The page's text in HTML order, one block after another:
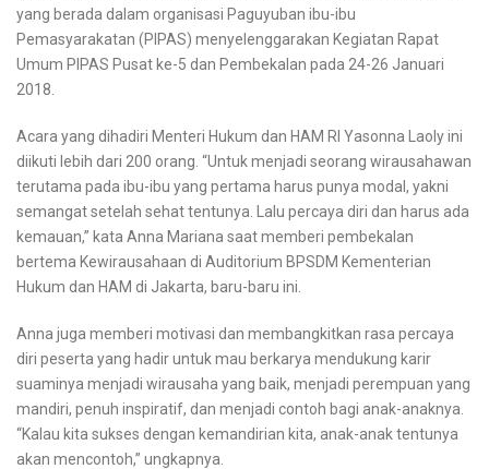
yang berada dalam organisasi Paguyuban ibu-ibu
Pemasyarakatan (PIPAS) menyelenggarakan Kegiatan Rapat
Umum PIPAS Pusat ke-5 dan Pembekalan pada 24-26 Januari
2018.
Acara yang dihadiri Menteri Hukum dan HAM RI Yasonna Laoly ini
diikuti lebih dari 200 orang. “Untuk menjadi seorang wirausahawan
terutama pada ibu-ibu yang pertama harus punya modal, yakni
semangat setelah sehat tentunya. Lalu percaya diri dan harus ada
kemauan,” kata Anna Mariana saat memberi pembekalan
bertema Kewirausahaan di Auditorium BPSDM Kementerian
Hukum dan HAM di Jakarta, baru-baru ini.
Anna juga memberi motivasi dan membangkitkan rasa percaya
diri peserta yang hadir untuk mau berkarya mendukung karir
suaminya menjadi wirausaha yang baik, menjadi perempuan yang
mandiri, penuh inspiratif, dan menjadi contoh bagi anak-anaknya.
“Kalau kita sukses dengan kemandirian kita, anak-anak tentunya
akan mencontoh,” ungkapnya.